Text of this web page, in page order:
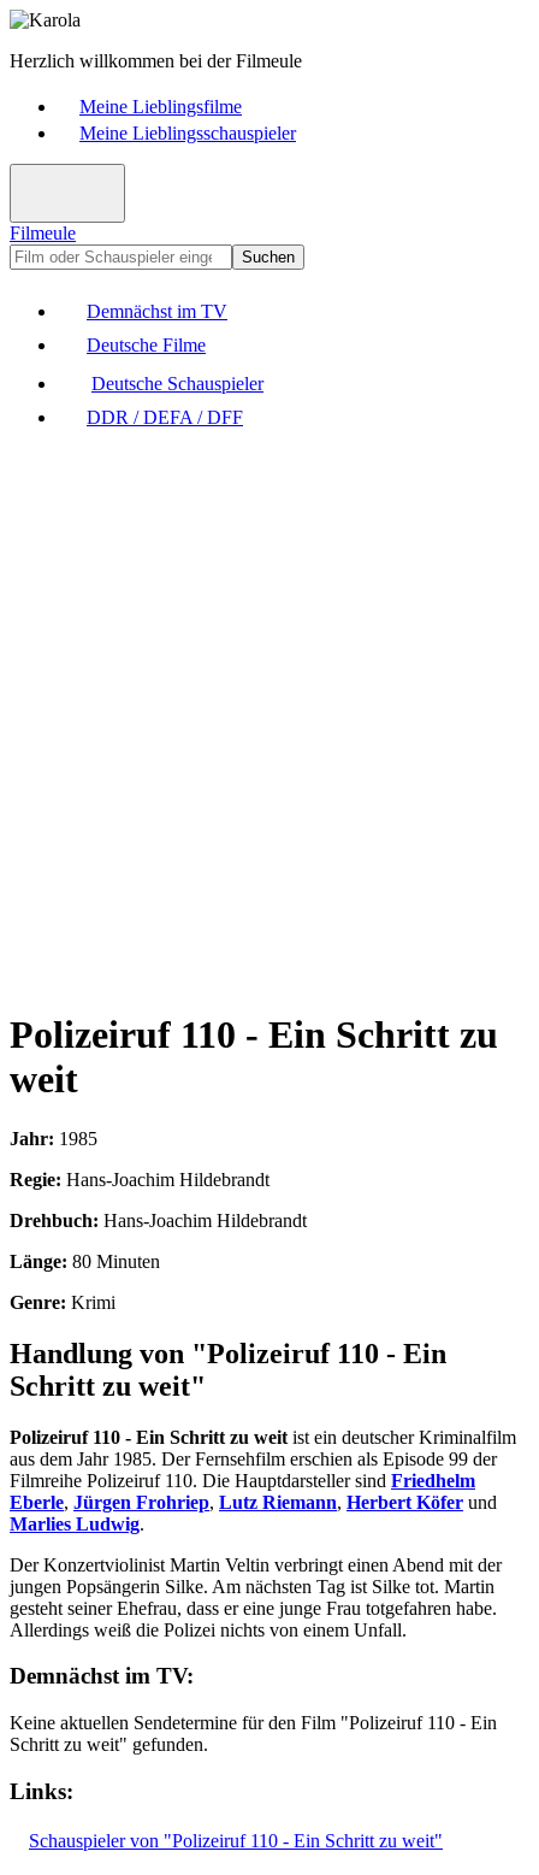
Herzlich willkommen bei der Filmeule
Meine Lieblingsfilme
Meine Lieblingsschauspieler
Filmeule
Suchen
Demnächst im TV
Deutsche Filme
Deutsche Schauspieler
DDR / DEFA / DFF
Polizeiruf 110 - Ein Schritt zu
weit
Jahr: 1985
Regie: Hans-Joachim Hildebrandt
Drehbuch: Hans-Joachim Hildebrandt
Länge: 80 Minuten
Genre: Krimi
Handlung von "Polizeiruf 110 - Ein
Schritt zu weit"
Polizeiruf 110 - Ein Schritt zu weit ist ein deutscher Kriminalfilm
aus dem Jahr 1985. Der Fernsehfilm erschien als Episode 99 der
Filmreihe Polizeiruf 110. Die Hauptdarsteller sind Friedhelm
Eberle, Jürgen Frohriep, Lutz Riemann, Herbert Köfer und
Marlies Ludwig.
Der Konzertviolinist Martin Veltin verbringt einen Abend mit der
jungen Popsängerin Silke. Am nächsten Tag ist Silke tot. Martin
gesteht seiner Ehefrau, dass er eine junge Frau totgefahren habe.
Allerdings weiß die Polizei nichts von einem Unfall.
Demnächst im TV:
Keine aktuellen Sendetermine für den Film "Polizeiruf 110 - Ein
Schritt zu weit" gefunden.
Links:
Schauspieler von "Polizeiruf 110 - Ein Schritt zu weit"